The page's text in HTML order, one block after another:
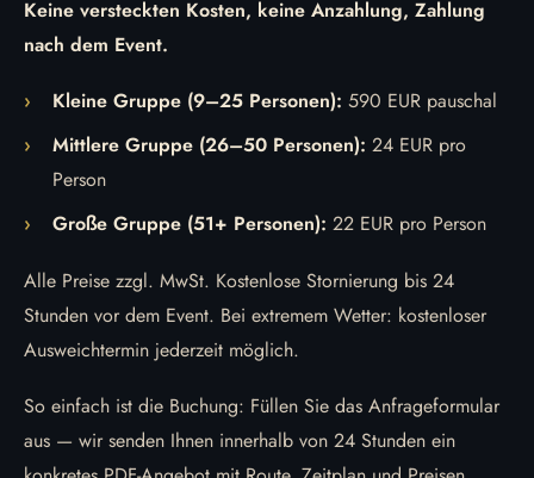
Keine versteckten Kosten, keine Anzahlung, Zahlung
nach dem Event.
Kleine Gruppe (9–25 Personen): 590 EUR pauschal
Mittlere Gruppe (26–50 Personen): 24 EUR pro
Person
Große Gruppe (51+ Personen): 22 EUR pro Person
Alle Preise zzgl. MwSt. Kostenlose Stornierung bis 24
Stunden vor dem Event. Bei extremem Wetter: kostenloser
Ausweichtermin jederzeit möglich.
So einfach ist die Buchung: Füllen Sie das Anfrageformular
aus — wir senden Ihnen innerhalb von 24 Stunden ein